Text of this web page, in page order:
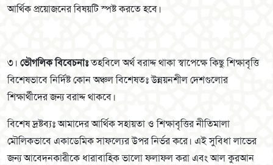
আর্থিক প্রয়োজনের বিষয়টি স্পষ্ট করতে হবে।
৩। ভৌগলিক বিবেচনাঃতহবিলে অর্থ বরাদ্দ থাকা স্বাপেক্ষে কিছু শিক্ষাবৃত্তি
বিশেষভাবে নির্দিষ্ট কোন অঞ্চল বিশেষতঃ উন্নয়নশীল দেশগুলোর
শিক্ষার্থীদের জন্য বরাদ্দ থাকবে।
বিশেষ দ্রষ্টব্যঃ আমাদের আর্থিক সহায়তা ও শিক্ষাবৃত্তির নীতিমালা
মৌলিকভাবে একাডেমিক সাফল্যের উপর নির্ভর করে। এই সুবিধা লাভের
জন্য আবেদনকারীকে ধারাবাহিক ভালো ফলাফল করা এবং আল কুরআন